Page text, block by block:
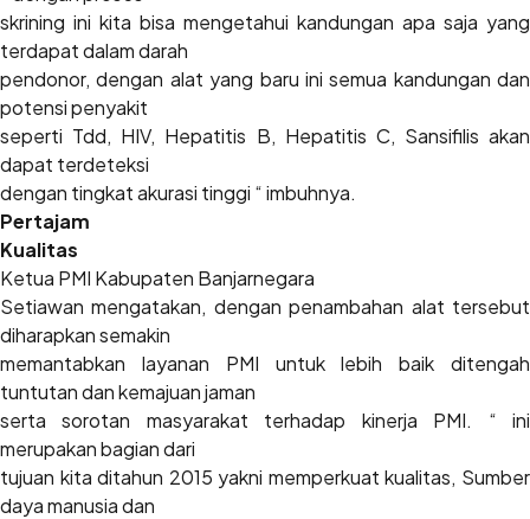
skrining ini kita bisa mengetahui kandungan apa saja yang
terdapat dalam darah
pendonor, dengan alat yang baru ini semua kandungan dan
potensi penyakit
seperti Tdd, HIV, Hepatitis B, Hepatitis C, Sansifilis akan
dapat terdeteksi
dengan tingkat akurasi tinggi “ imbuhnya.
Pertajam
Kualitas
Ketua PMI Kabupaten Banjarnegara
Setiawan mengatakan, dengan penambahan alat tersebut
diharapkan semakin
memantabkan layanan PMI untuk lebih baik ditengah
tuntutan dan kemajuan jaman
serta sorotan masyarakat terhadap kinerja PMI. “ ini
merupakan bagian dari
tujuan kita ditahun 2015 yakni memperkuat kualitas, Sumber
daya manusia dan